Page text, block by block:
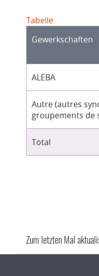
Tabelle
Gewerkschaften
ALEBA
Autre (autres
groupements de
Total
Zum letzten Mal